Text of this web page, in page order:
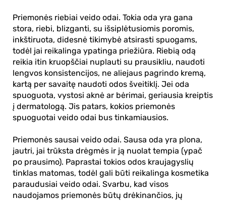
Priemonės riebiai veido odai. Tokia oda yra gana
stora, riebi, blizganti, su išsiplėtusiomis poromis,
inkštiruota, didesnė tikimybė atsirasti spuogams,
todėl jai reikalinga ypatinga priežiūra. Riebią odą
reikia itin kruopščiai nuplauti su prausikliu, naudoti
lengvos konsistencijos, ne aliejaus pagrindo kremą,
kartą per savaitę naudoti odos šveitiklį. Jei oda
spuoguota, vystosi aknė ar bėrimai, geriausia kreiptis
į dermatologą. Jis patars, kokios priemonės
spuoguotai veido odai bus tinkamiausios.
Priemonės sausai veido odai. Sausa oda yra plona,
jautri, jai trūksta drėgmės ir ją nuolat tempia (ypač
po prausimo). Paprastai tokios odos kraujagyslių
tinklas matomas, todėl gali būti reikalinga kosmetika
paraudusiai veido odai. Svarbu, kad visos
naudojamos priemonės būtų drėkinančios, jų